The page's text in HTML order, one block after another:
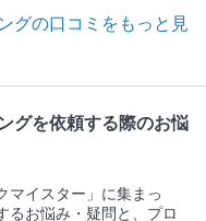
グの口コミをもっと見
グを依頼する際のお悩
マイスター」に集まっ
るお悩み・疑問と、プロ